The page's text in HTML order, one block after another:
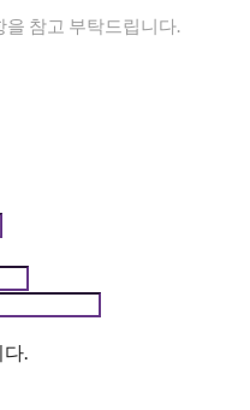
참고 부탁드립니다.
다.